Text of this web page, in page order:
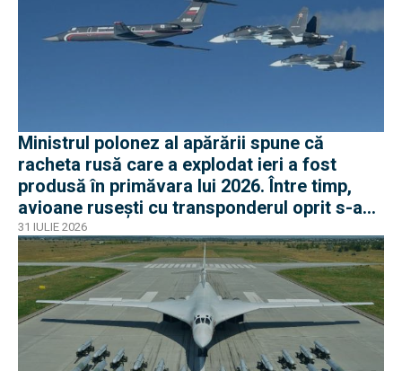
Ministrul polonez al apărării spune că
racheta rusă care a explodat ieri a fost
produsă în primăvara lui 2026. Între timp,
avioane rusești cu transponderul oprit s-au
apropiat de frontiera Poloniei
31 IULIE 2026